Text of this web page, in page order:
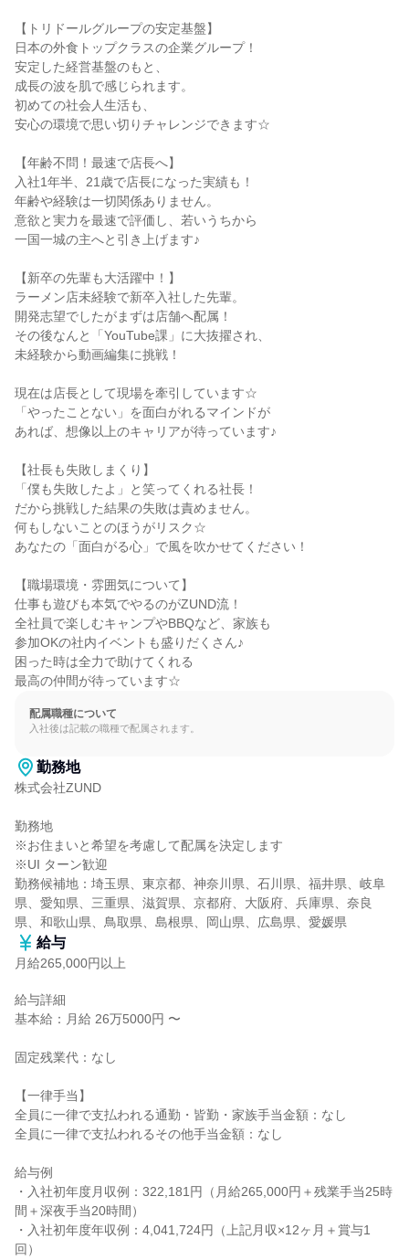
【トリドールグループの安定基盤】
日本の外食トップクラスの企業グループ！
安定した経営基盤のもと、
成長の波を肌で感じられます。
初めての社会人生活も、
安心の環境で思い切りチャレンジできます☆
【年齢不問！最速で店長へ】
入社1年半、21歳で店長になった実績も！
年齢や経験は一切関係ありません。
意欲と実力を最速で評価し、若いうちから
一国一城の主へと引き上げます♪
【新卒の先輩も大活躍中！】
ラーメン店未経験で新卒入社した先輩。
開発志望でしたがまずは店舗へ配属！
その後なんと「YouTube課」に大抜擢され、
未経験から動画編集に挑戦！
現在は店長として現場を牽引しています☆
「やったことない」を面白がれるマインドが
あれば、想像以上のキャリアが待っています♪
【社長も失敗しまくり】
「僕も失敗したよ」と笑ってくれる社長！
だから挑戦した結果の失敗は責めません。
何もしないことのほうがリスク☆
あなたの「面白がる心」で風を吹かせてください！
【職場環境・雰囲気について】
仕事も遊びも本気でやるのがZUND流！
全社員で楽しむキャンプやBBQなど、家族も
参加OKの社内イベントも盛りだくさん♪
困った時は全力で助けてくれる
最高の仲間が待っています☆
配属職種について
入社後は記載の職種で配属されます。
勤務地
株式会社ZUND
勤務地
※お住まいと希望を考慮して配属を決定します
※UI ターン歓迎
勤務候補地：埼玉県、東京都、神奈川県、石川県、福井県、岐阜
県、愛知県、三重県、滋賀県、京都府、大阪府、兵庫県、奈良
県、和歌山県、鳥取県、島根県、岡山県、広島県、愛媛県
給与
月給265,000円以上
給与詳細
基本給：月給 26万5000円 〜
固定残業代：なし
【一律手当】
全員に一律で支払われる通勤・皆勤・家族手当金額：なし
全員に一律で支払われるその他手当金額：なし
給与例
・入社初年度月収例：322,181円（月給265,000円＋残業手当25時
間＋深夜手当20時間）
・入社初年度年収例：4,041,724円（上記月収×12ヶ月＋賞与1
回）